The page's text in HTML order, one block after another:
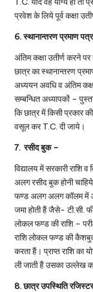
प्रवेश के लिये पूर्व कक्षा
6. स्थानान्तरण प्रमाण
अंतिम कक्षा उतीर्ण करने
छात्र का स्थानान्तरण
अध्ययन अवधि व अंतिम
सम्बन्धित अध्यापकों –
कि छात्र में किसी प्रकार
वसूल कर T.C. दी जाये।
7. रसीद बुक –
विद्यालय में सरकारी राशि
अलग रसीद बुक होनी
फण्ड अलग अलग काॅलम में
जमा होती हैं जैसे- टी.सी.
लोकल फण्ड की राशि –
राशि लोकल फण्ड की
करता हैं। प्राप्त राशि का
ली जाती हैं उसका उल्लेख
8. छात्र उपस्थिति